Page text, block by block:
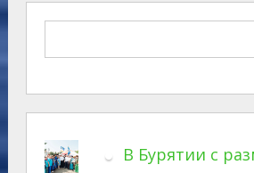
В Бурятии с